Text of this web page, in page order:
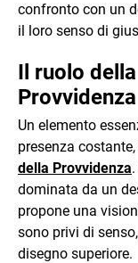
confronto con un
il loro senso di
Il ruolo
Provvidenza
Un elemento
presenza
della Provvidenza
dominata da un
propone una
sono privi di
disegno superiore.